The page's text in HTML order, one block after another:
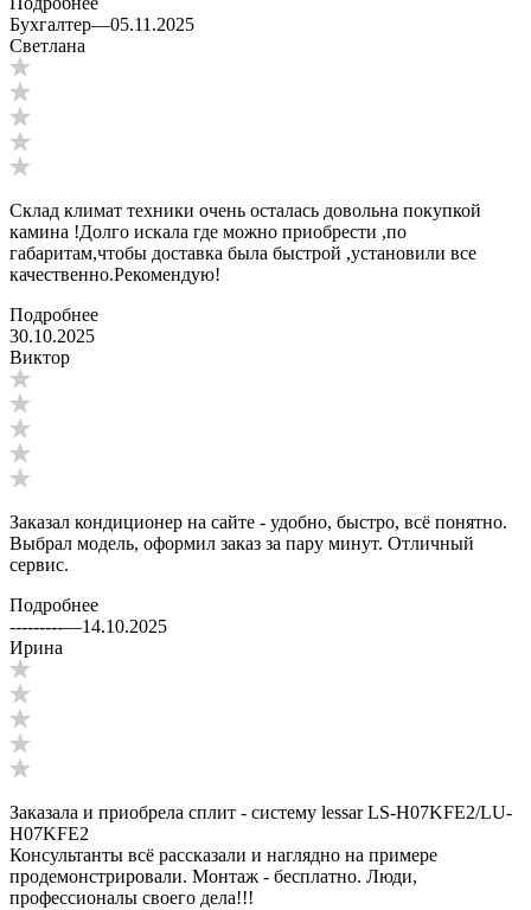
Бухгалтер—05.11.2025
Светлана
Склад климат техники очень осталась довольна покупкой
камина !Долго искала где можно приобрести ,по
габаритам,чтобы доставка была быстрой ,установили все
качественно.Рекомендую!
Подробнее
30.10.2025
Виктор
Заказал кондиционер на сайте - удобно, быстро, всё понятно.
Выбрал модель, оформил заказ за пару минут. Отличный
сервис.
Подробнее
---------—14.10.2025
Ирина
Заказала и приобрела сплит - систему lessar LS-H07KFE2/LU-
H07KFE2
Консультанты всё рассказали и наглядно на примере
продемонстрировали. Монтаж - бесплатно. Люди,
профессионалы своего дела!!!